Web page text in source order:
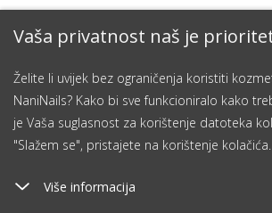
Vaša privatnost naš je
Želite li uvijek bez ograničenja koristiti
NaniNails? Kako bi sve funkcioniralo kako
je Vaša suglasnost za korištenje datoteka
"Slažem se", pristajete na korištenje kolačića.
Više informacija